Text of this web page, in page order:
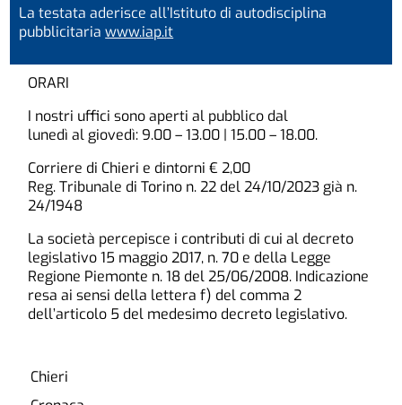
La testata aderisce all’Istituto di autodisciplina
pubblicitariawww.iap.it
ORARI
I nostri uffici sono aperti al pubblico dal
lunedì al giovedì: 9.00 – 13.00 | 15.00 – 18.00.
Corriere di Chieri e dintorni € 2,00
Reg. Tribunale di Torino n. 22 del 24/10/2023 già n.
24/1948
La società percepisce i contributi di cui al decreto
legislativo 15 maggio 2017, n. 70 e della Legge
Regione Piemonte n. 18 del 25/06/2008. Indicazione
resa ai sensi della lettera f) del comma 2
dell’articolo 5 del medesimo decreto legislativo.
Chieri